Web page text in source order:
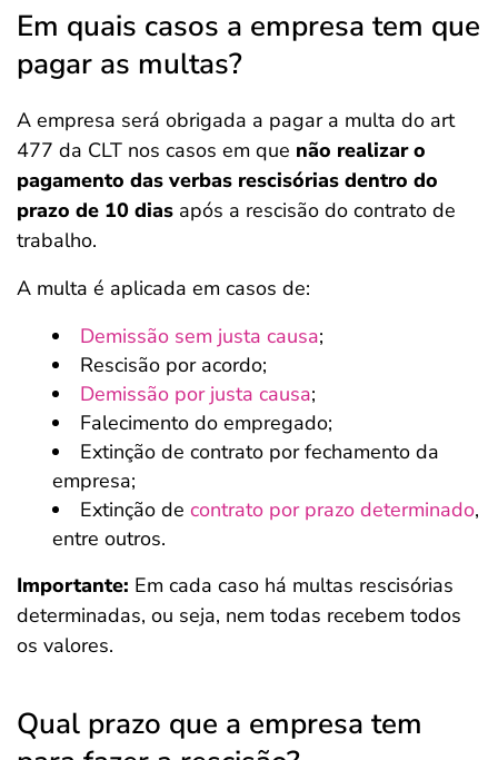
Em quais casos a empresa tem que
pagar as multas?
A empresa será obrigada a pagar a multa do art
477 da CLT nos casos em que não realizar o
pagamento das verbas rescisórias dentro do
prazo de 10 dias após a rescisão do contrato de
trabalho.
A multa é aplicada em casos de:
Demissão sem justa causa;
Rescisão por acordo;
Demissão por justa causa;
Falecimento do empregado;
Extinção de contrato por fechamento da
empresa;
Extinção de contrato por prazo determinado,
entre outros.
Importante: Em cada caso há multas rescisórias
determinadas, ou seja, nem todas recebem todos
os valores.
Qual prazo que a empresa tem